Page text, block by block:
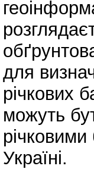
для
річкових
можуть
Україні.